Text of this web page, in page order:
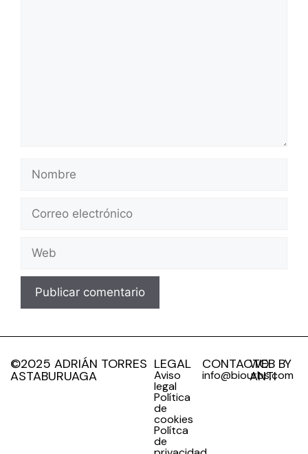
©2025 ADRIÁN TORRES
ASTABURUAGA
LEGAL
Aviso
legal
Política
de
cookies
Polítca
de
CONTACTO
info@biourbs.com
WEB BY
ANTI